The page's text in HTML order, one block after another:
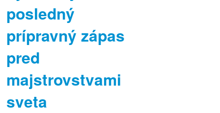
posledný
prípravný zápas
pred
majstrovstvami
sveta